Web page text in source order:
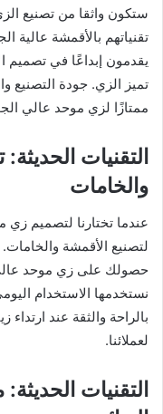
ستكون واثقا من تصنيع
تقنياتهم بالأقمشة عالية
يقدمون إبداعًا في تصميم
تميز الزي. جودة التصنيع
ممتازًا لزي موحد عالي
التقنيات
والخامات
عندما تختارنا لتصميم زي
لتصنيع الأقمشة
حصولك على زي موحد عالي
نستخدمها الاستخدام
بالراحة والثقة عند ارتداء
لعملائنا.
التقنيات